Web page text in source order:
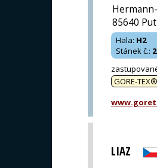
85640
Hala: H2
Stánek č.:
LIAZ